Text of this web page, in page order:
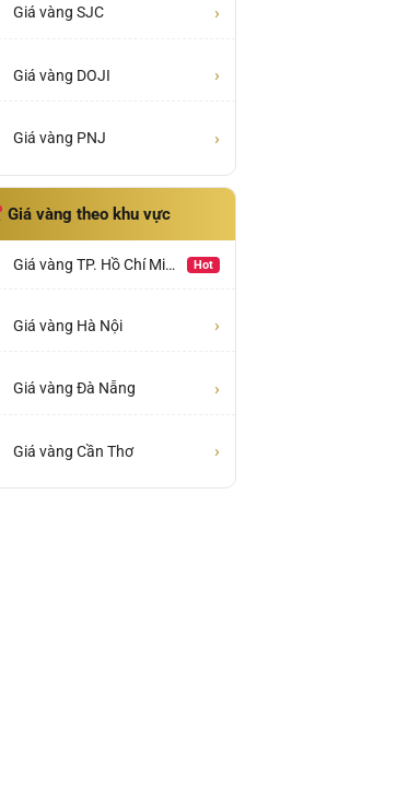
Giá vàng SJC ›
Giá vàng DOJI ›
Giá vàng PNJ ›
Giá vàng theo khu vực
Giá vàng TP. Hồ Chí Minh Hot
Giá vàng Hà Nội ›
Giá vàng Đà Nẵng ›
Giá vàng Cần Thơ ›